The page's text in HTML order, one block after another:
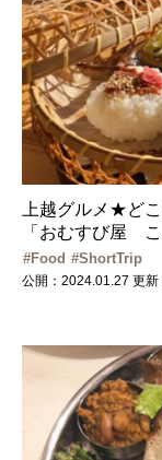
上越グルメ★ど
「おむすび屋
Food ShortTrip
公開：2024.01.27 更新